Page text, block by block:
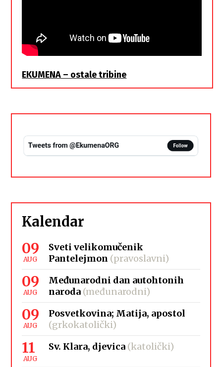
EKUMENA – ostale tribine
Kalendar
09
AUG
Sveti velikomučenik
Pantelejmon (pravoslavni)
09
AUG
Međunarodni dan autohtonih
naroda (međunarodni)
09
AUG
Posvetkovina; Matija, apostol
(grkokatolički)
11
AUG
Sv. Klara, djevica (katolički)